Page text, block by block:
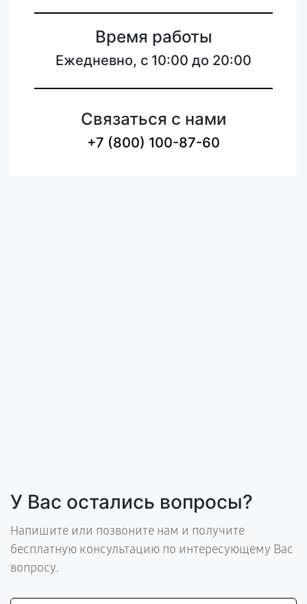
Время работы
Ежедневно, с 10:00 до 20:00
Связаться с нами
+7 (800) 100-87-60
У Вас остались вопросы?
Напишите или позвоните нам и получите
бесплатную консультацию по интересующему Вас
вопросу.